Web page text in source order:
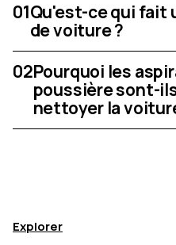
01Qu'est-ce qui fait
de voiture ?
02Pourquoi les
poussière sont-
nettoyer la
Explorer